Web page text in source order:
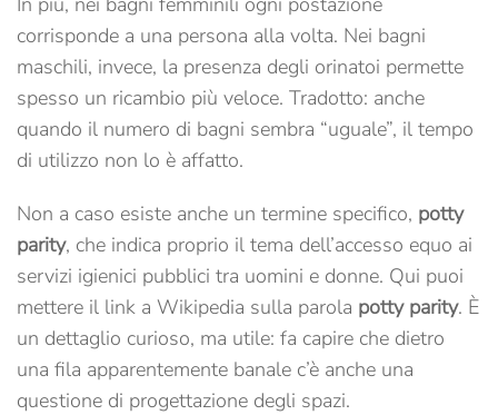
corrisponde a una persona alla volta. Nei bagni
maschili, invece, la presenza degli orinatoi permette
spesso un ricambio più veloce. Tradotto: anche
quando il numero di bagni sembra “uguale”, il tempo
di utilizzo non lo è affatto.
Non a caso esiste anche un termine specifico, potty
parity, che indica proprio il tema dell’accesso equo ai
servizi igienici pubblici tra uomini e donne. Qui puoi
mettere il link a Wikipedia sulla parola potty parity. È
un dettaglio curioso, ma utile: fa capire che dietro
una fila apparentemente banale c’è anche una
questione di progettazione degli spazi.